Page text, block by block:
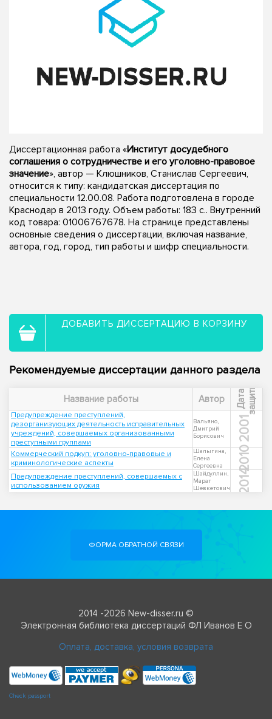
Диссертационная работа «Институт досудебного
соглашения о сотрудничестве и его уголовно-правовое
значение», автор — Клюшников, Станислав Сергеевич,
относится к типу: кандидатская диссертация по
специальности 12.00.08. Работа подготовлена в городе
Краснодар в 2013 году. Объем работы: 183 с.. Внутренний
код товара: 01006767678. На странице представлены
основные сведения о диссертации, включая название,
автора, год, город, тип работы и шифр специальности.
ДОБАВИТЬ ДИССЕРТАЦИЮ В КОРЗИНУ
Рекомендуемые диссертации данного раздела
Название работы Автор Д
а
т
а
з
а
щ
и
т ы
Предупреждение преступлений,
дезорганизующих деятельность исправительных
учреждений, совершаемых организованными
преступными группами
Вальяно,
Дмитрий
Борисович
2001
Коммерческий подкуп: уголовно-правовые и
криминологические аспекты
Шалыгина,
Елена
Сергеевна
2010
Предупреждение преступлений, совершаемых с
использованием оружия
Шайдуллин,
Марат
Шевкетович
2014
ФОРМА ОБРАТНОЙ СВЯЗИ
2014 -2026 New-disser.ru ©
Электронная библиотека диссертаций ФЛ Иванов Е О
Оплата, доставка, условия возврата
Check passport